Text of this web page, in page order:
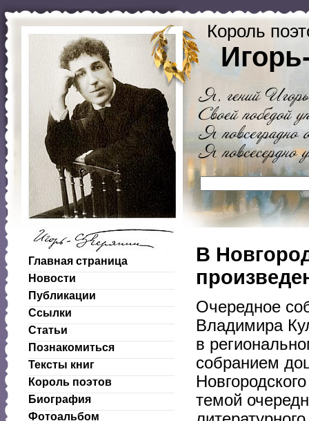
Король
Главная страница
Новости
Публикации
Ссылки
Статьи
Познакомиться
Тексты книг
Король поэтов
Биография
Фотоальбом
В
Очередное
Владимира
в
собранием
темой